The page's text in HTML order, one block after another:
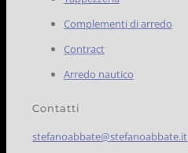
Complementi di arredo
Contract
Arredo nautico
Contatti
stefanoabbate@stefanoabbate.it